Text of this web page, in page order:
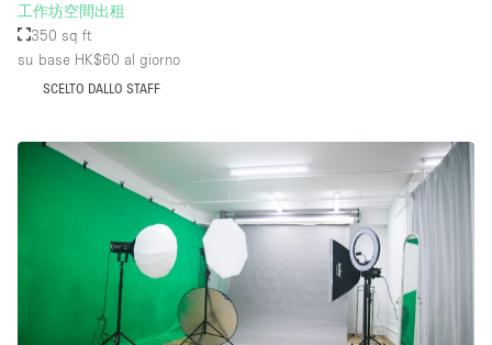
Piano terra su corte
Piano terra su strada
Centro commerciale
Di sopra
工作坊空間出租
350 sq ft
su base HK$60 al giorno
SCELTO DALLO STAFF